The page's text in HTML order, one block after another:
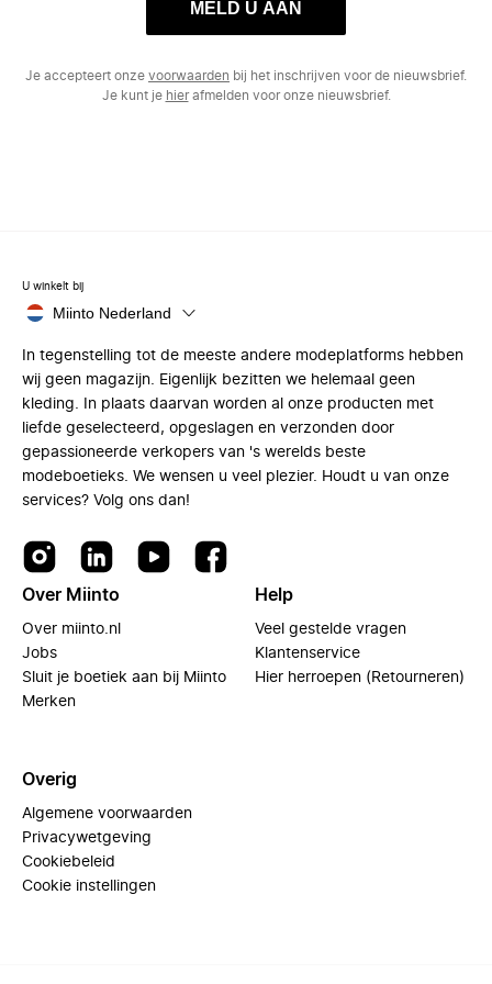
MELD U AAN
Je accepteert onze voorwaarden bij het inschrijven voor de nieuwsbrief.
Je kunt je hierafmelden voor onze nieuwsbrief.
U winkelt bij
Miinto Nederland
In tegenstelling tot de meeste andere modeplatforms hebben
wij geen magazijn. Eigenlijk bezitten we helemaal geen
kleding. In plaats daarvan worden al onze producten met
liefde geselecteerd, opgeslagen en verzonden door
gepassioneerde verkopers van 's werelds beste
modeboetieks. We wensen u veel plezier. Houdt u van onze
services? Volg ons dan!
Over Miinto
Over miinto.nl
Jobs
Sluit je boetiek aan bij Miinto
Merken
Help
Veel gestelde vragen
Klantenservice
Hier herroepen (Retourneren)
Overig
Algemene voorwaarden
Privacywetgeving
Cookiebeleid
Cookie instellingen